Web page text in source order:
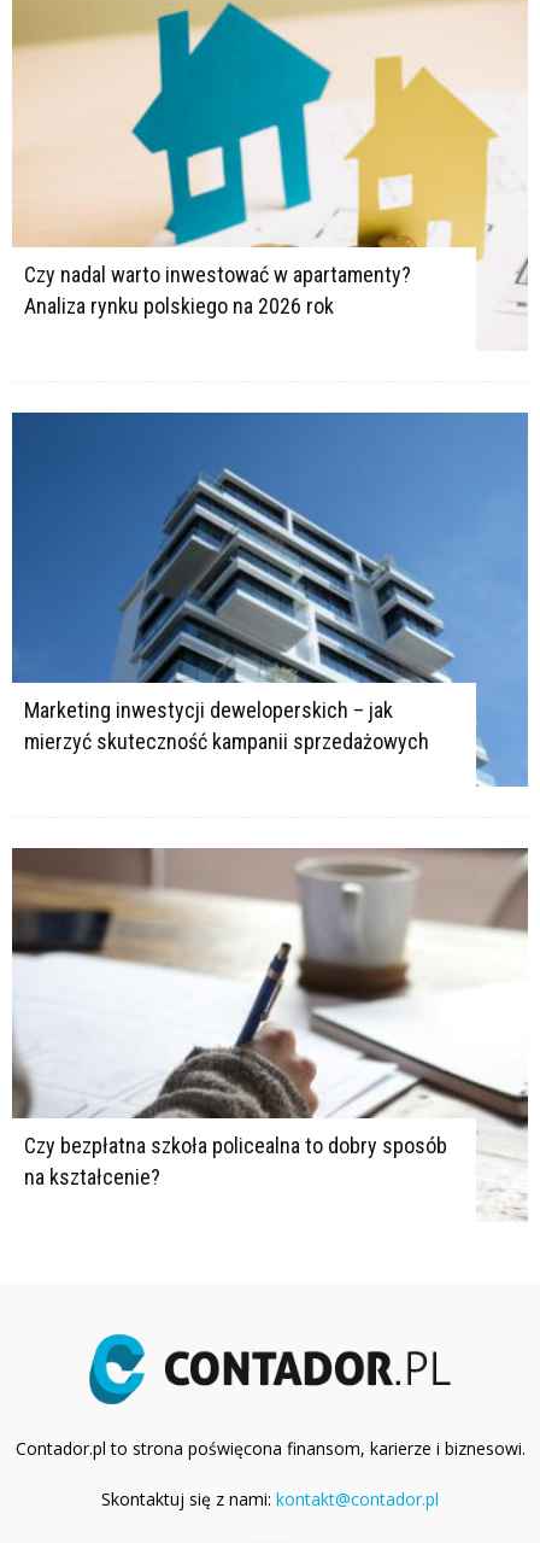
Czy nadal warto inwestować w apartamenty?
Analiza rynku polskiego na 2026 rok
Marketing inwestycji deweloperskich – jak
mierzyć skuteczność kampanii sprzedażowych
Czy bezpłatna szkoła policealna to dobry sposób
na kształcenie?
Contador.pl to strona poświęcona finansom, karierze i biznesowi.
Skontaktuj się z nami: kontakt@contador.pl